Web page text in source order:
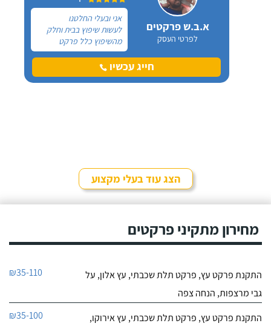
א.ב.ש פרקטים
לפרטי העסק
אני ובעלי החלטנו
לעשות שיפוץ בבית וחלק
מהשיפוץ כלל פרקט
למינציה שיותקן מעל
הריצוף (הישן) הקיים. קנינו
את הפרקט מחנות חיצונית
חייג עכשיו
הצג עוד בעלי מקצוע
מחירון מתקיני פרקטים
התקנת פרקט עץ, פרקט תלת שכבתי, עץ אלון, על
גבי מרצפות, הנחה צפה
₪35-110
התקנת פרקט עץ, פרקט תלת שכבתי, עץ אירוקו,
₪35-100